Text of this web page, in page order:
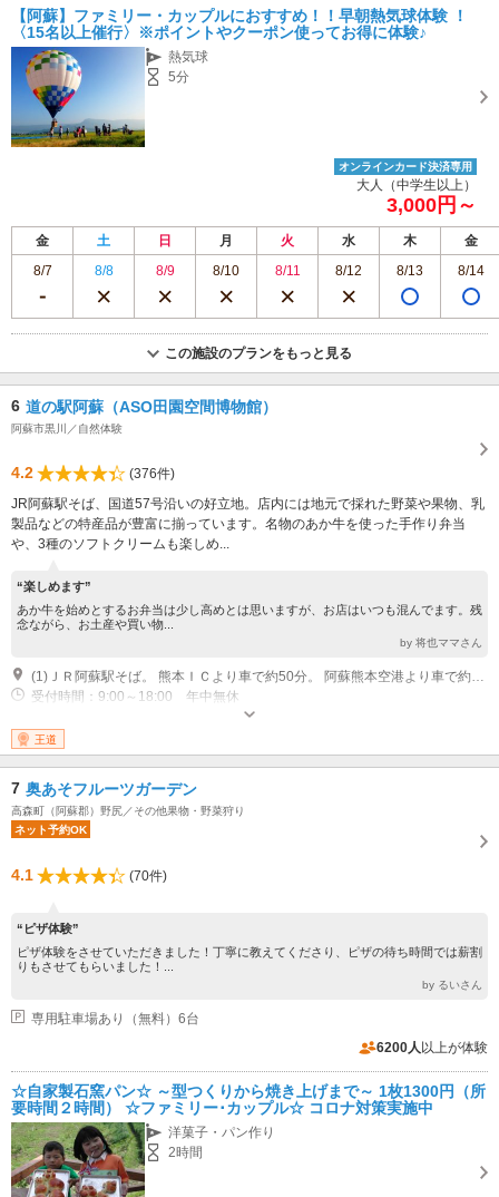
の確認及び回答になりますので予めご了承くださいませ 営業時間：3月～10
月 9:00～18:00 / 11月～2月 9:00～17:00 定休日：木曜日 ※祝日の場合は営
業いたします。
【阿蘇】ファミリー・カップルにおすすめ！！早朝熱気球体験 ！
〈15名以上催行〉※ポイントやクーポン使ってお得に体験♪
熱気球
5分
オンラインカード決済専用
大人（中学生以上）
3,000円～
金 土 日 月 火 水 木
金
8/7
8/8 8/9 8/10 8/11 8/12 8/13 8/14
この施設のプランをもっと見る
6 道の駅阿蘇（ASO田園空間博物館）
阿蘇市黒川／自然体験
4.2
(376件)
JR阿蘇駅そば、国道57号沿いの好立地。店内には地元で採れた野菜や果物、乳
製品などの特産品が豊富に揃っています。名物のあか牛を使った手作り弁当
や、3種のソフトクリームも楽しめ...
“楽しめます”
あか牛を始めとするお弁当は少し高めとは思いますが、お店はいつも混んでます。残
念ながら、お土産や買い物...
by 将也ママさん
受付時間：9:00～18:00 年中無休
王道
7 奥あそフルーツガーデン
高森町（阿蘇郡）野尻／その他果物・野菜狩り
ネット予約OK
4.1 (70件)
“ピザ体験”
ピザ体験をさせていただきました！丁寧に教えてくださり、ピザの待ち時間では薪割
りもさせてもらいました！...
by るいさん
専用駐車場あり（無料）6台
6200人 以上が体験
☆自家製石窯パン☆ ～型つくりから焼き上げまで～ 1枚1300円（所
要時間２時間） ☆ファミリー･カップル☆ コロナ対策実施中
洋菓子・パン作り
2時間